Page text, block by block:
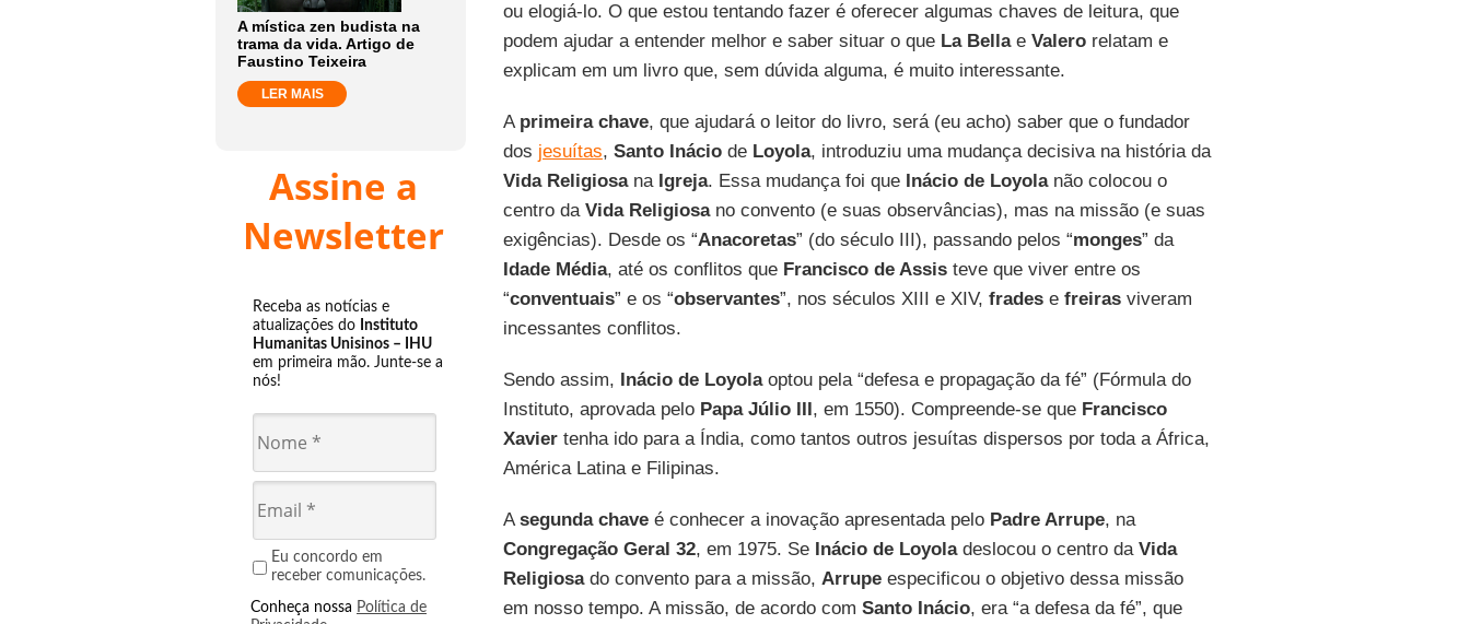
A mística zen budista na
trama da vida. Artigo de
Faustino Teixeira
LER MAIS
Assine a
Newsletter
Receba as notícias e
atualizações do Instituto
Humanitas Unisinos – IHU
em primeira mão. Junte-se a
nós!
Eu concordo em
receber comunicações.
Conheça nossa Política de
ou elogiá-lo. O que estou tentando fazer é oferecer algumas chaves de leitura, que
podem ajudar a entender melhor e saber situar o que La Bellae Valerorelatam e
explicam em um livro que, sem dúvida alguma, é muito interessante.
A primeira chave, que ajudará o leitor do livro, será (eu acho) saber que o fundador
dos jesuítas, Santo Ináciode Loyola, introduziu uma mudança decisiva na história da
Vida Religiosana Igreja. Essa mudança foi que Inácio de Loyolanão colocou o
centro da Vida Religiosano convento (e suas observâncias), mas na missão (e suas
exigências). Desde os “Anacoretas” (do século III), passando pelos “monges” da
Idade Média, até os conflitos que Francisco de Assisteve que viver entre os
“conventuais” e os “observantes”, nos séculos XIII e XIV, fradese freirasviveram
incessantes conflitos.
Sendo assim, Inácio de Loyolaoptou pela “defesa e propagação da fé” (Fórmula do
Instituto, aprovada pelo Papa Júlio III, em 1550). Compreende-se que Francisco
Xaviertenha ido para a Índia, como tantos outros jesuítas dispersos por toda a África,
América Latina e Filipinas.
Asegunda chaveé conhecer a inovação apresentada pelo Padre Arrupe, na
Congregação Geral 32, em 1975. Se Inácio de Loyoladeslocou o centro da Vida
Religiosado convento para a missão, Arrupeespecificou o objetivo dessa missão
em nosso tempo. A missão, de acordo com Santo Inácio, era “a defesa da fé”, que